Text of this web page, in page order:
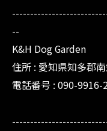
--
K&H Dog Garden
住所 : 愛知県知多郡
電話番号 : 090-9916-